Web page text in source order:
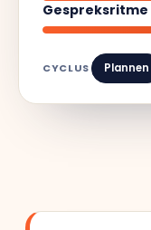
Gespreksritme
CYCLUS Plannen